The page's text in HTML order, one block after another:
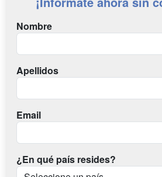
Nombre
Apellidos
Email
¿En qué país resides?